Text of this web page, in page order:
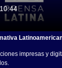
impresas y